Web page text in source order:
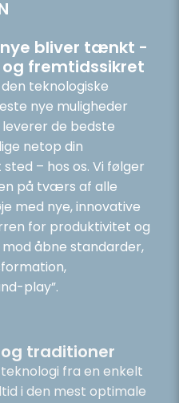
bliver tænkt -
fremtidssikret
teknologiske
nye muligheder
de bedste
netop din
– hos os. Vi følger
på tværs af alle
med nye, innovative
for produktivitet og
åbne standarder,
play”.
traditioner
fra en enkelt
i den mest optimale